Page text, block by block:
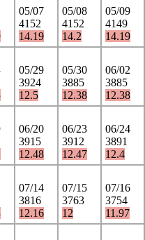
05/07
4152
14.19
05/08
4152
14.2
05/09
4149
14.19
05/29
3924
12.5
05/30
3885
12.38
06/02
3885
12.38
06/20
3915
12.48
06/23
3912
12.47
06/24
3891
12.4
07/14
3816
12.16
07/15
3763
12
07/16
3754
11.97